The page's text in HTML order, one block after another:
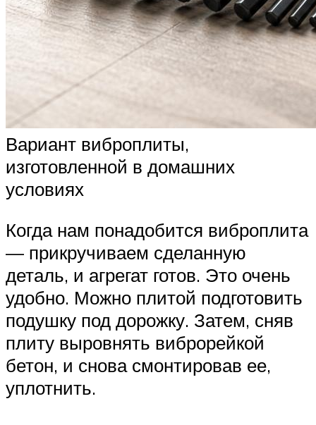
Вариант виброплиты,
изготовленной в домашних
условиях
Когда нам понадобится виброплита
— прикручиваем сделанную
деталь, и агрегат готов. Это очень
удобно. Можно плитой подготовить
подушку под дорожку. Затем, сняв
плиту выровнять виброрейкой
бетон, и снова смонтировав ее,
уплотнить.